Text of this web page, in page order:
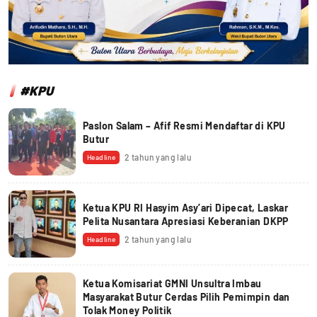
#KPU
Paslon Salam – Afif Resmi Mendaftar di KPU
Butur
Headline 2 tahun yang lalu
Ketua KPU RI Hasyim Asy’ari Dipecat, Laskar
Pelita Nusantara Apresiasi Keberanian DKPP
Headline 2 tahun yang lalu
Ketua Komisariat GMNI Unsultra Imbau
Masyarakat Butur Cerdas Pilih Pemimpin dan
Tolak Money Politik